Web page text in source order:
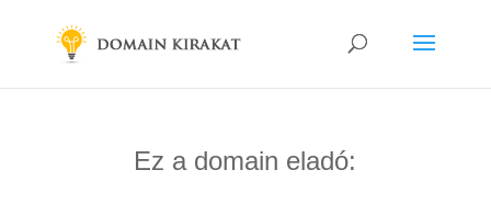
Ez a domain eladó: